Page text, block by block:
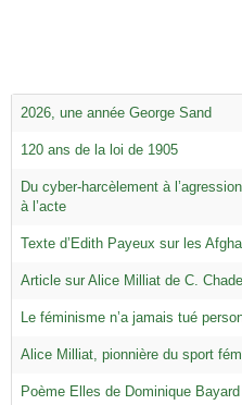
2026, une année George Sand
120 ans de la loi de 1905
Du cyber-harcèlement à
à l’acte
Texte d’Edith Payeux sur les
Article sur Alice Milliat de C.
Le féminisme n’a jamais tué
Alice Milliat, pionnière du sport
Poème Elles de Dominique Bayard